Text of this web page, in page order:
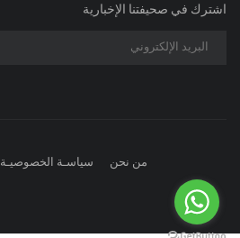
اشترك في صحيفتنا الإخبارية
من نحن سياسـة الخصوصيـة